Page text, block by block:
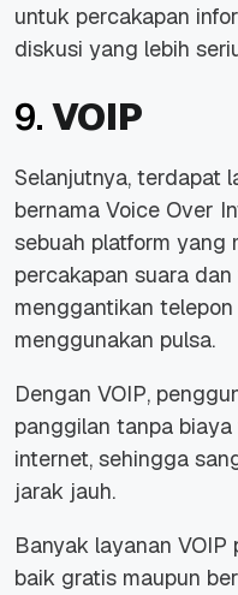
untuk percakapan
diskusi yang lebih
9. VOIP
Selanjutnya, terdapat
bernama Voice Over
sebuah platform yang
percakapan suara
menggantikan
menggunakan pulsa.
Dengan VOIP,
panggilan tanpa
internet, sehingga
jarak jauh.
Banyak layanan VOIP
baik gratis maupun